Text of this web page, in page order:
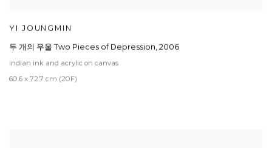
YI JOUNGMIN
두 개의 우울 Two Pieces of Depression, 2006
indian ink and acrylic on canvas
60.6 x 72.7 cm (20F)